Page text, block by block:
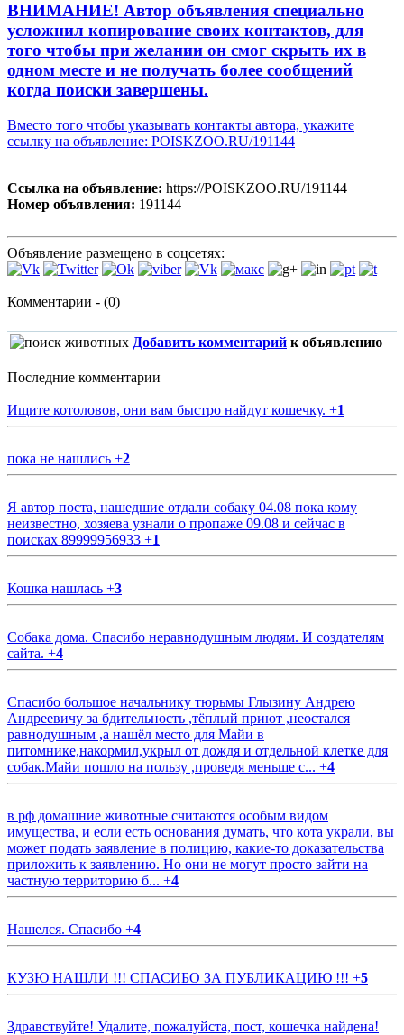
ВНИМАНИЕ! Автор объявления специально
усложнил копирование своих контактов, для
того чтобы при желании он смог скрыть их в
одном месте и не получать более сообщений
когда поиски завершены.
Вместо того чтобы указывать контакты автора, укажите
ссылку на объявление: POISKZOO.RU/191144
Ссылка на объявление: https://POISKZOO.RU/191144
Номер объявления: 191144
Объявление размещено в соцсетях:
Комментарии - (0)
Добавить комментарий к объявлению
Последние комментарии
Ищите котоловов, они вам быстро найдут кошечку. +1
пока не нашлись +2
Я автор поста, нашедшие отдали собаку 04.08 пока кому
неизвестно, хозяева узнали о пропаже 09.08 и сейчас в
поисках 89999956933 +1
Кошка нашлась +3
Собака дома. Спасибо неравнодушным людям. И создателям
сайта. +4
Спасибо большое начальнику тюрьмы Глызину Андрею
Андреевичу за бдительность ,тёплый приют ,неостался
равнодушным ,а нашёл место для Майи в
питомнике,накормил,укрыл от дождя и отдельной клетке для
собак.Майи пошло на пользу ,проведя меньше с... +4
в рф домашние животные считаются особым видом
имущества, и если есть основания думать, что кота украли, вы
может подать заявление в полицию, какие-то доказательства
приложить к заявлению. Но они не могут просто зайти на
частную территорию б... +4
Нашелся. Спасибо +4
КУЗЮ НАШЛИ !!! СПАСИБО ЗА ПУБЛИКАЦИЮ !!! +5
Здравствуйте! Удалите, пожалуйста, пост, кошечка найдена!